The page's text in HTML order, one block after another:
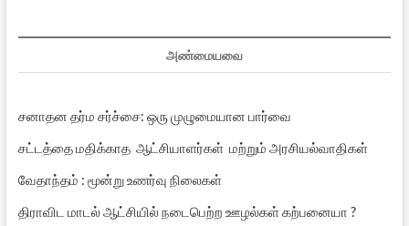
அண்மையவை
சனாதன தர்ம சர்ச்சை: ஒரு முழுமையான பார்வை
சட்டத்தை மதிக்காத ஆட்சியாளர்கள் மற்றும் அரசியல்வாதிகள்
வேதாந்தம் : மூன்று உணர்வு நிலைகள்
திராவிட மாடல் ஆட்சியில் நடைபெற்ற ஊழல்கள் கற்பனையா ?